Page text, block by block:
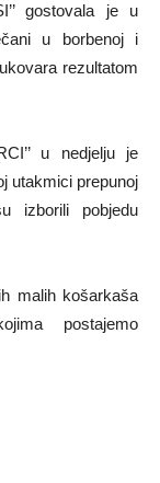
gostovala je u
u borbenoj i
rezultatom
u nedjelju je
utakmici prepunoj
izborili pobjedu
malih košarkaša
postajemo